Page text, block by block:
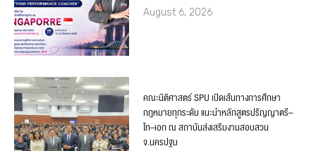
August 6, 2026
คณะนิติศาสตร์ SPU เปิดเส้นทางการศึกษา
กฎหมายทุกระดับ แนะนำหลักสูตรปริญญาตรี–
โท–เอก ณ สถาบันส่งเสริมงานสอบสวน
จ.นครปฐม